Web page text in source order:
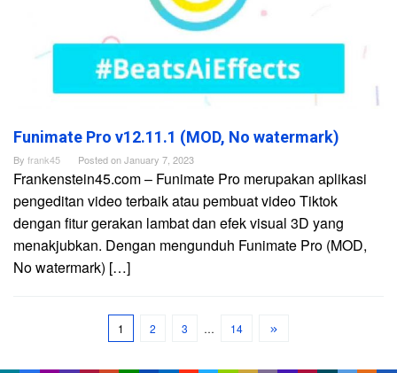
Funimate Pro v12.11.1 (MOD, No watermark)
By frank45 Posted onJanuary 7, 2023
Frankenstein45.com – Funimate Pro merupakan aplikasi
pengeditan video terbaik atau pembuat video Tiktok
dengan fitur gerakan lambat dan efek visual 3D yang
menakjubkan. Dengan mengunduh Funimate Pro (MOD,
No watermark) […]
1 2 3 … 14